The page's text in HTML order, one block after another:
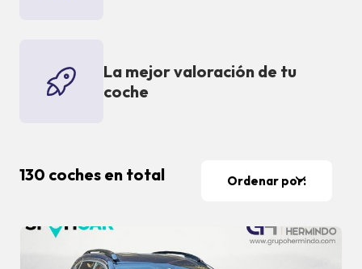
La mejor valoración de tu
coche
130 coches en total Ordenar por: